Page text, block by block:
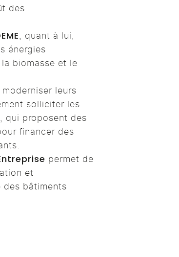
des
, quant à lui,
énergies
biomasse et le
moderniser leurs
solliciter les
, qui proposent des
financer des
permet de
et
des bâtiments